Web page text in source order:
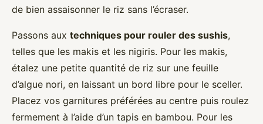
de bien assaisonner le riz sans l’écraser.
Passons aux techniques pour rouler des sushis,
telles que les makis et les nigiris. Pour les makis,
étalez une petite quantité de riz sur une feuille
d’algue nori, en laissant un bord libre pour le sceller.
Placez vos garnitures préférées au centre puis roulez
fermement à l’aide d’un tapis en bambou. Pour les